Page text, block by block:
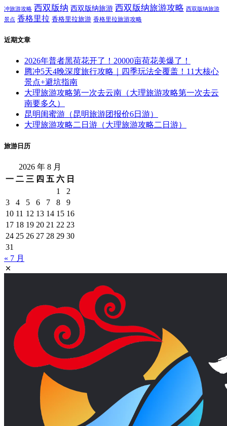
冲旅游攻略 西双版纳 西双版纳旅游 西双版纳旅游攻略 西双版纳旅游
景点 香格里拉 香格里拉旅游 香格里拉旅游攻略
近期文章
2026年普者黑荷花开了！20000亩荷花美爆了！
腾冲5天4晚深度旅行攻略｜四季玩法全覆盖！11大核心
景点+避坑指南
大理旅游攻略第一次去云南（大理旅游攻略第一次去云
南要多久）
昆明闺蜜游（昆明旅游团报价6日游）
大理旅游攻略二日游（大理旅游攻略二日游）
旅游日历
2026 年 8 月
一 二 三 四 五 六 日
1
2
3
4 5 6 7 8
9
10 11 12 13 14 15 16
17 18 19 20 21 22 23
24 25 26 27 28 29 30
31
« 7 月